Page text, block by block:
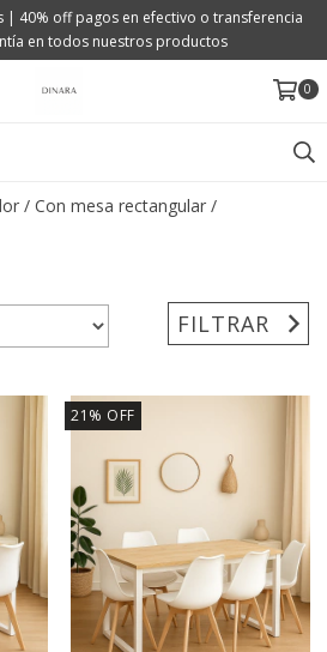
| 40% off pagos en efectivo o transferencia
en todos nuestros productos
0
/ Con mesa rectangular /
FILTRAR
21 % OFF